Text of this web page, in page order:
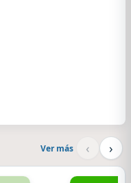
Ver más ‹ ›